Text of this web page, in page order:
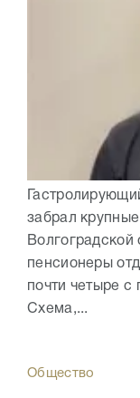
забрал
пенсионеры
почти четыре с
Схема,...
Общество